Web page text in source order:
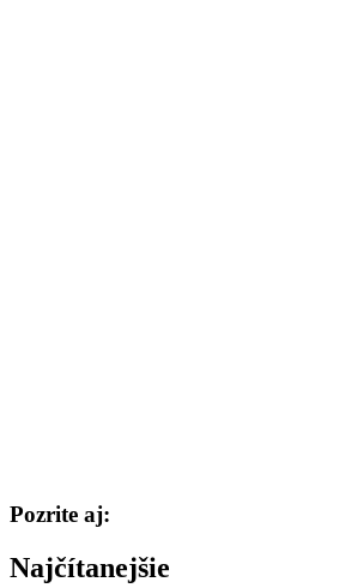
Pozrite aj:
Najčítanejšie